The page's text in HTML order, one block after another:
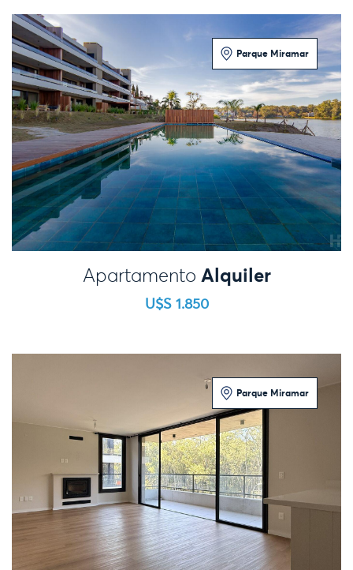
Parque Miramar
2 Dormitorios
Apartamento Alquiler
U$S 1.850
Parque Miramar
3 Dormitorios